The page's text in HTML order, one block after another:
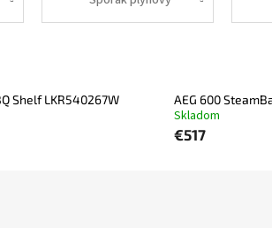
Shelf LKR540267W AEG 600
Skladom
€517